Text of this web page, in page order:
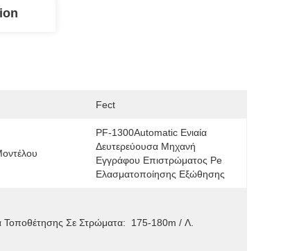
Fect
PF-1300Automatic Ενιαία
Δευτερεύουσα Μηχανή
Εγγράφου Επιστρώματος Pe
Ελασματοποίησης Εξώθησης
Τοποθέτησης Σε Στρώματα: 175-180m / Λ.